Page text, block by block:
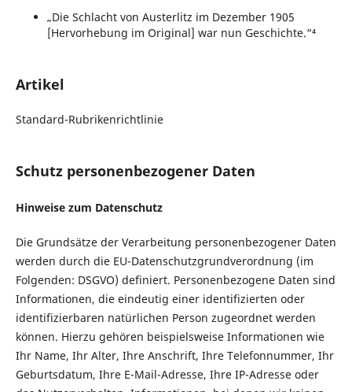
„Die Schlacht von Austerlitz im Dezember 1905
[Hervorhebung im Original] war nun Geschichte.“⁴
Artikel
Standard-Rubrikenrichtlinie
Schutz personenbezogener Daten
Hinweise zum Datenschutz
Die Grundsätze der Verarbeitung personenbezogener Daten
werden durch die EU-Datenschutzgrundverordnung (im
Folgenden: DSGVO) definiert. Personenbezogene Daten sind
Informationen, die eindeutig einer identifizierten oder
identifizierbaren natürlichen Person zugeordnet werden
können. Hierzu gehören beispielsweise Informationen wie
Ihr Name, Ihr Alter, Ihre Anschrift, Ihre Telefonnummer, Ihr
Geburtsdatum, Ihre E-Mail-Adresse, Ihre IP-Adresse oder